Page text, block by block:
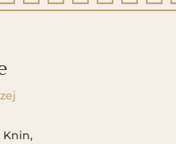
Knin,